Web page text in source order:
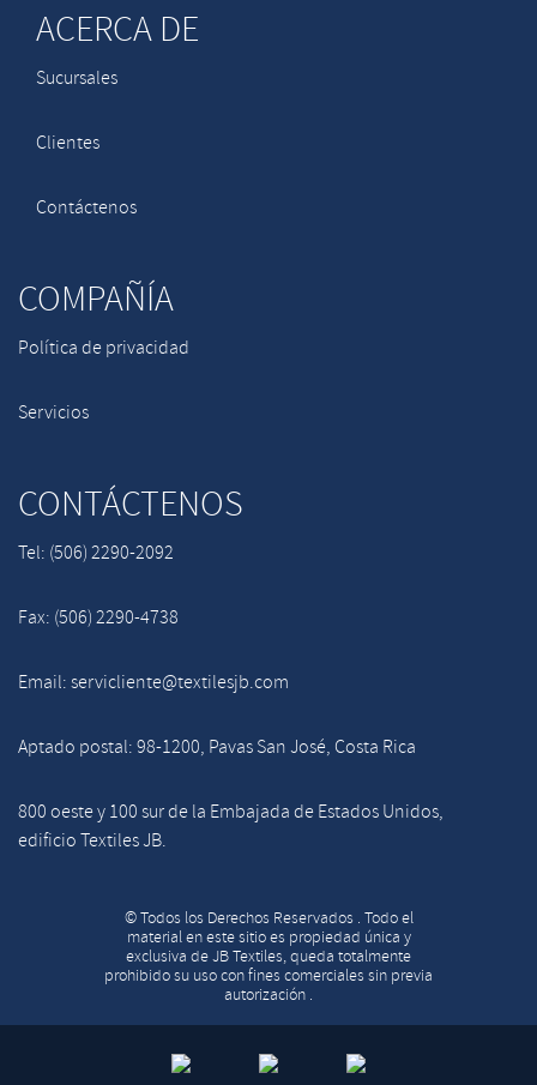
ACERCA DE
Sucursales
Clientes
Contáctenos
COMPAÑÍA
Política de privacidad
Servicios
CONTÁCTENOS
Tel: (506) 2290-2092
Fax: (506) 2290-4738
Email: servicliente@textilesjb.com
Aptado postal: 98-1200, Pavas San José, Costa Rica
800 oeste y 100 sur de la Embajada de Estados Unidos,
edificio Textiles JB.
© Todos los Derechos Reservados . Todo el
material en este sitio es propiedad única y
exclusiva de JB Textiles, queda totalmente
prohibido su uso con fines comerciales sin previa
autorización .